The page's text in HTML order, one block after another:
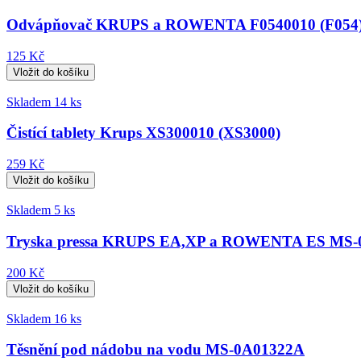
Odvápňovač KRUPS a ROWENTA F0540010
125 Kč
Skladem 14 ks
Čistící tablety Krups XS300010 (XS3000)
259 Kč
Skladem 5 ks
Tryska pressa KRUPS EA,XP a ROWENTA ES MS-
200 Kč
Skladem 16 ks
Těsnění pod nádobu na vodu MS-0A01322A